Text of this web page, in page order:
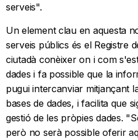
serveis".
Un element clau en aquesta
serveis públics és el Registre
ciutadà conèixer on i com
dades i fa possible que la
pugui intercanviar mitjançant
bases de dades, i facilita que
gestió de les pròpies dades.
però no serà possible oferir